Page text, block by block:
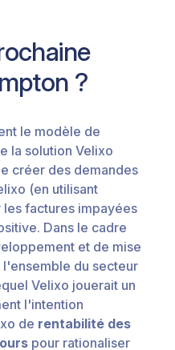
?
le modèle de
la solution Velixo
créer des demandes
(en utilisant
factures impayées
Dans le cadre
et de mise
du secteur
Velixo jouerait un
l'intention
de rentabilité des
pour rationaliser